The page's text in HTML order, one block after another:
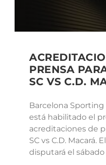
PRENSA
SC VS C.D.
Barcelona
está habilitado el
acreditaciones de
SC vs C.D. Macará.
disputará el sábado